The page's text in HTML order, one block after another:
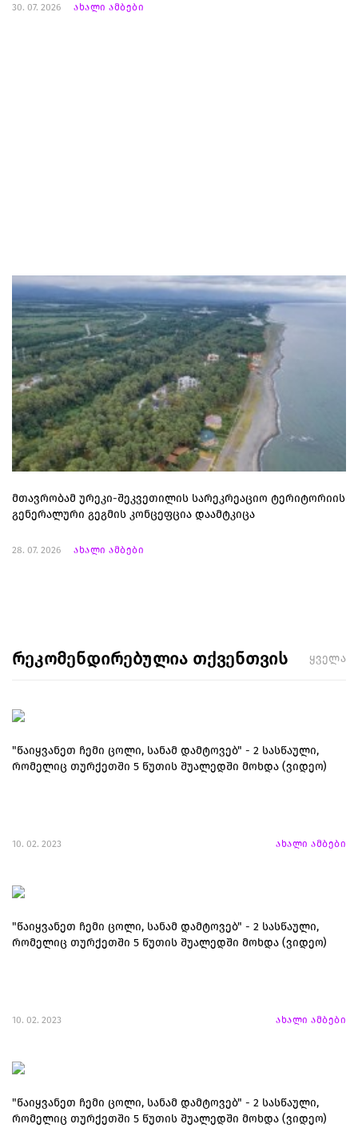
30. 07. 2026 ახალი ამბები
მთავრობამ ურეკი-შეკვეთილის სარეკრეაციო ტერიტორიის
გენერალური გეგმის კონცეფცია დაამტკიცა
28. 07. 2026 ახალი ამბები
რეკომენდირებულია თქვენთვის ყველა
"წაიყვანეთ ჩემი ცოლი, სანამ დამტოვებ" - 2 სასწაული,
რომელიც თურქეთში 5 წუთის შუალედში მოხდა (ვიდეო)
10. 02. 2023 ახალი ამბები
"წაიყვანეთ ჩემი ცოლი, სანამ დამტოვებ" - 2 სასწაული,
რომელიც თურქეთში 5 წუთის შუალედში მოხდა (ვიდეო)
10. 02. 2023 ახალი ამბები
"წაიყვანეთ ჩემი ცოლი, სანამ დამტოვებ" - 2 სასწაული,
რომელიც თურქეთში 5 წუთის შუალედში მოხდა (ვიდეო)